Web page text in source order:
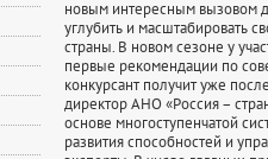
новым интересным вызовом
углубить и масштабировать
страны. В новом сезоне у
первые рекомендации по
конкурсант получит уже
директор АНО «Россия –
основе многоступенчатой
развития способностей и